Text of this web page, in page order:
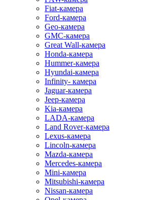
Fiat-камера
Ford-камера
Geo-камера
GMC-камера
Great Wall-камера
Honda-камера
Hummer-камера
Hyundai-камера
Infinity- камера
Jaguar-камера
Jeep-камера
Kia-камера
LADA-камера
Land Rover-камера
Lexus-камера
Lincoln-камера
Mazda-камера
Mercedes-камера
Mini-камера
Mitsubishi-камера
Nissan-камера